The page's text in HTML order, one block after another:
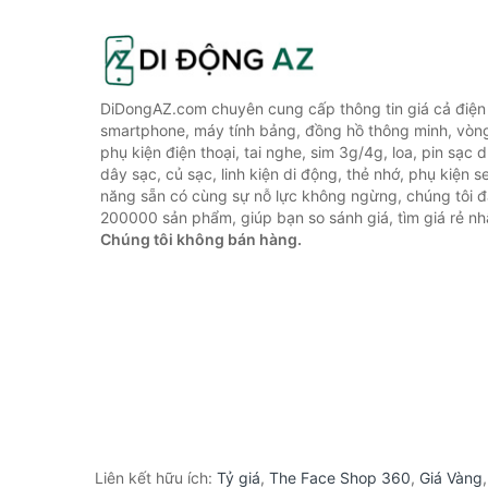
DiDongAZ.com chuyên cung cấp thông tin giá cả
smartphone, máy tính bảng, đồng hồ thông minh,
phụ kiện điện thoại, tai nghe, sim 3g/4g, loa, pin sạc
dây sạc, củ sạc, linh kiện di động, thẻ nhớ, phụ kiện
năng sẵn có cùng sự nỗ lực không ngừng, chúng tôi
200000 sản phẩm, giúp bạn so sánh giá, tìm giá rẻ
Chúng tôi không bán hàng.
Liên kết hữu ích: Tỷ giá, The Face Shop 360, Giá Vàng